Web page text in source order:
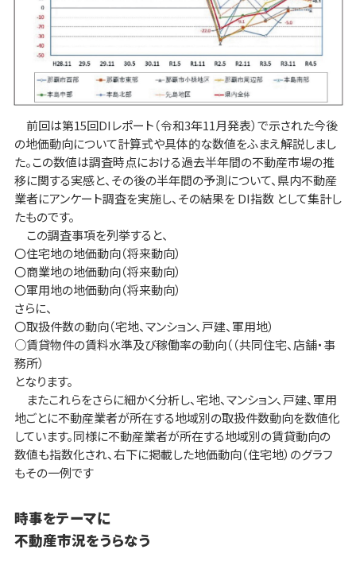
前回は第15回DIレポート（令和3年11月発表）で示された今後
の地価動向について計算式や具体的な数値をふまえ解説しまし
た。この数値は調査時点における過去半年間の不動産市場の推
移に関する実感と、その後の半年間の予測について、県内不動産
業者にアンケート調査を実施し、その結果を DI指数 として集計し
たものです。
この調査事項を列挙すると、
〇住宅地の地価動向（将来動向）
〇商業地の地価動向（将来動向）
〇軍用地の地価動向（将来動向）
さらに、
〇取扱件数の動向（宅地、マンション、戸建、軍用地）
○賃貸物件の賃料水準及び稼働率の動向（（共同住宅、店舗・事
務所）
となります。
またこれらをさらに細かく分析し、宅地、マンション、戸建、軍用
地ごとに不動産業者が所在する地域別の取扱件数動向を数値化
しています。同様に不動産業者が所在する地域別の賃貸動向の
数値も指数化され、右下に掲載した地価動向（住宅地）のグラフ
もその一例です
時事をテーマに
不動産市況をうらなう